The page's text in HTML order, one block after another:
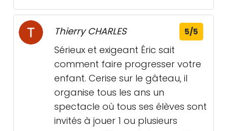
Thierry CHARLES 5/5
Sérieux et exigeant Éric sait
comment faire progresser votre
enfant. Cerise sur le gâteau, il
organise tous les ans un
spectacle où tous ses élèves sont
invités à jouer 1 ou plusieurs